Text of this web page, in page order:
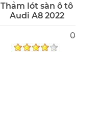
Thảm lót sàn ô tô
Audi A8 2022
0